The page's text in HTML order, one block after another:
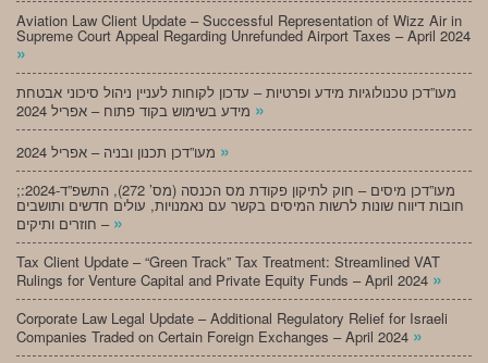
Aviation Law Client Update – Successful Representation of Wizz Air in
Supreme Court Appeal Regarding Unrefunded Airport Taxes – April 2024
»
מעו”דכן טכנולוגיות מידע ופרטיות – עדכון לקוחות לעניין ניהול סיכוני אבטחת
»
»
;מעו”דכן מיסים – חוק לתיקון פקודת מס הכנסה (מס’ 272), התשפ”ד-2024:
חובות דיווח שונות לרשות המיסים בקשר עם נאמנויות, עולים חדשים ותושבים
חוזרים ותיקים – »
Tax Client Update – “Green Track” Tax Treatment: Streamlined VAT
Rulings for Venture Capital and Private Equity Funds – April 2024 »
Corporate Law Legal Update – Additional Regulatory Relief for Israeli
Companies Traded on Certain Foreign Exchanges – April 2024 »